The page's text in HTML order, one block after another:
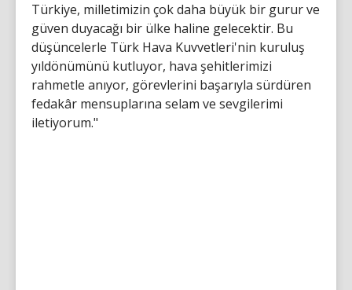
Türkiye, milletimizin çok daha büyük bir gurur ve
güven duyacağı bir ülke haline gelecektir. Bu
düşüncelerle Türk Hava Kuvvetleri'nin kuruluş
yıldönümünü kutluyor, hava şehitlerimizi
rahmetle anıyor, görevlerini başarıyla sürdüren
fedakâr mensuplarına selam ve sevgilerimi
iletiyorum."